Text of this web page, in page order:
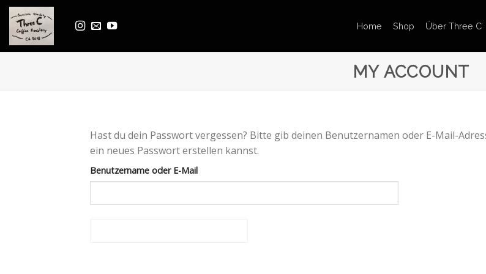
Skip
content
Home Shop Über Three C
MY ACCOUNT
Hast du dein Passwort vergessen? Bitte gib deinen Benutzernamen oder E-Mail-
ein neues Passwort erstellen kannst.
Benutzername oder E-Mail